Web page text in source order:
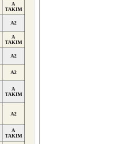
A
TAKIM
A2
A
TAKIM
A2
A2
A
TAKIM
A2
A
TAKIM